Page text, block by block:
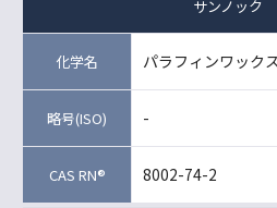
サンノック
パラフィンワック
-
8002-74-2